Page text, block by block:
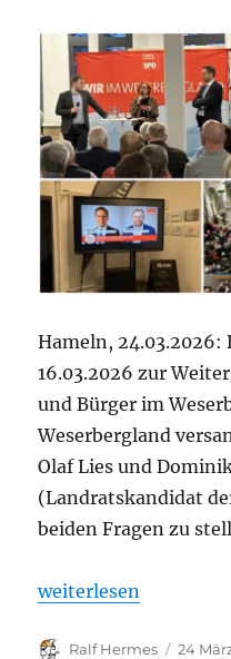
Hameln, 24.03.2026:
16.03.2026 zur
und Bürger im
Weserbergland
Olaf Lies und
(Landratskandidat
beiden Fragen zu
„Ministerpräsident
weiterlesen
Autor
Ralf Hermes 24